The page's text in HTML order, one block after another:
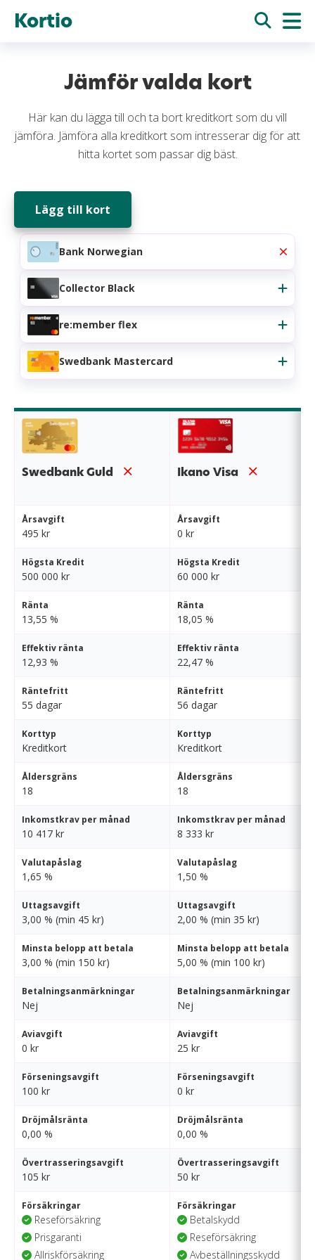
Kortio
Jämför valda kort
Här kan du lägga till och ta bort kreditkort som du vill
jämföra. Jämföra alla kreditkort som intresserar dig för att
hitta kortet som passar dig bäst.
Lägg till kort
Bank Norwegian
Collector Black
re:member flex
Swedbank Mastercard
Swedbank Guld Ikano Visa
Årsavgift
495 kr
Årsavgift
0 kr
Högsta Kredit
500 000 kr
Högsta Kredit
60 000 kr
Ränta
13,55 %
Ränta
18,05 %
Effektiv ränta
12,93 %
Effektiv ränta
22,47 %
Räntefritt
55 dagar
Räntefritt
56 dagar
Korttyp
Kreditkort
Korttyp
Kreditkort
Åldersgräns
18
Åldersgräns
18
Inkomstkrav per månad
10 417 kr
Inkomstkrav per månad
8 333 kr
Valutapåslag
1,65 %
Valutapåslag
1,50 %
Uttagsavgift
3,00 % (min 45 kr)
Uttagsavgift
2,00 % (min 35 kr)
Minsta belopp att betala
3,00 % (min 150 kr)
Minsta belopp att betala
5,00 % (min 100 kr)
Betalningsanmärkningar
Nej
Betalningsanmärkningar
Nej
Aviavgift
0 kr
Aviavgift
25 kr
Förseningsavgift
100 kr
Förseningsavgift
0 kr
Dröjmålsränta
0,00 %
Dröjmålsränta
0,00 %
Övertrasseringsavgift
105 kr
Övertrasseringsavgift
50 kr
Försäkringar
Reseförsäkring
Prisgaranti
Allriskförsäkring
Försäkringar
Betalskydd
Reseförsäkring
Avbeställningsskydd